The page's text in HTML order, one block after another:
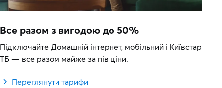
Все разом з вигодою до 50%
Підключайте Домашній інтернет, мобільний і Київстар
ТБ — все разом майже за пів ціни.
Переглянути тарифи